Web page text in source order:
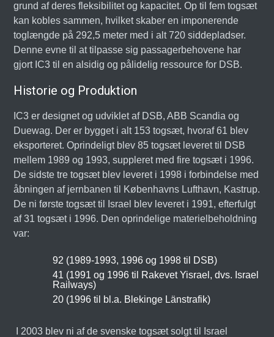
grund af deres fleksibilitet og kapacitet. Op til fem togsæt
kan kobles sammen, hvilket skaber en imponerende
toglængde på 292,5 meter med i alt 720 siddepladser.
Denne evne til at tilpasse sig passagerbehovene har
gjort IC3 til en alsidig og pålidelig ressource for DSB.
Historie og Produktion
IC3 er designet og udviklet af DSB, ABB Scandia og
Duewag. Der er bygget i alt 153 togsæt, hvoraf 61 blev
eksporteret. Oprindeligt blev 85 togsæt leveret til DSB
mellem 1989 og 1993, suppleret med fire togsæt i 1996.
De sidste tre togsæt blev leveret i 1998 i forbindelse med
åbningen af jernbanen til Københavns Lufthavn, Kastrup.
De ni første togsæt til Israel blev leveret i 1991, efterfulgt
af 31 togsæt i 1996. Den oprindelige materielbeholdning
var:
92 (1989-1993, 1996 og 1998 til DSB)
41 (1991 og 1996 til Rakevet Yisrael, dvs. Israel
Railways)
20 (1996 til bl.a. Blekinge Länstrafik)
I 2003 blev ni af de svenske togsæt solgt til Israel